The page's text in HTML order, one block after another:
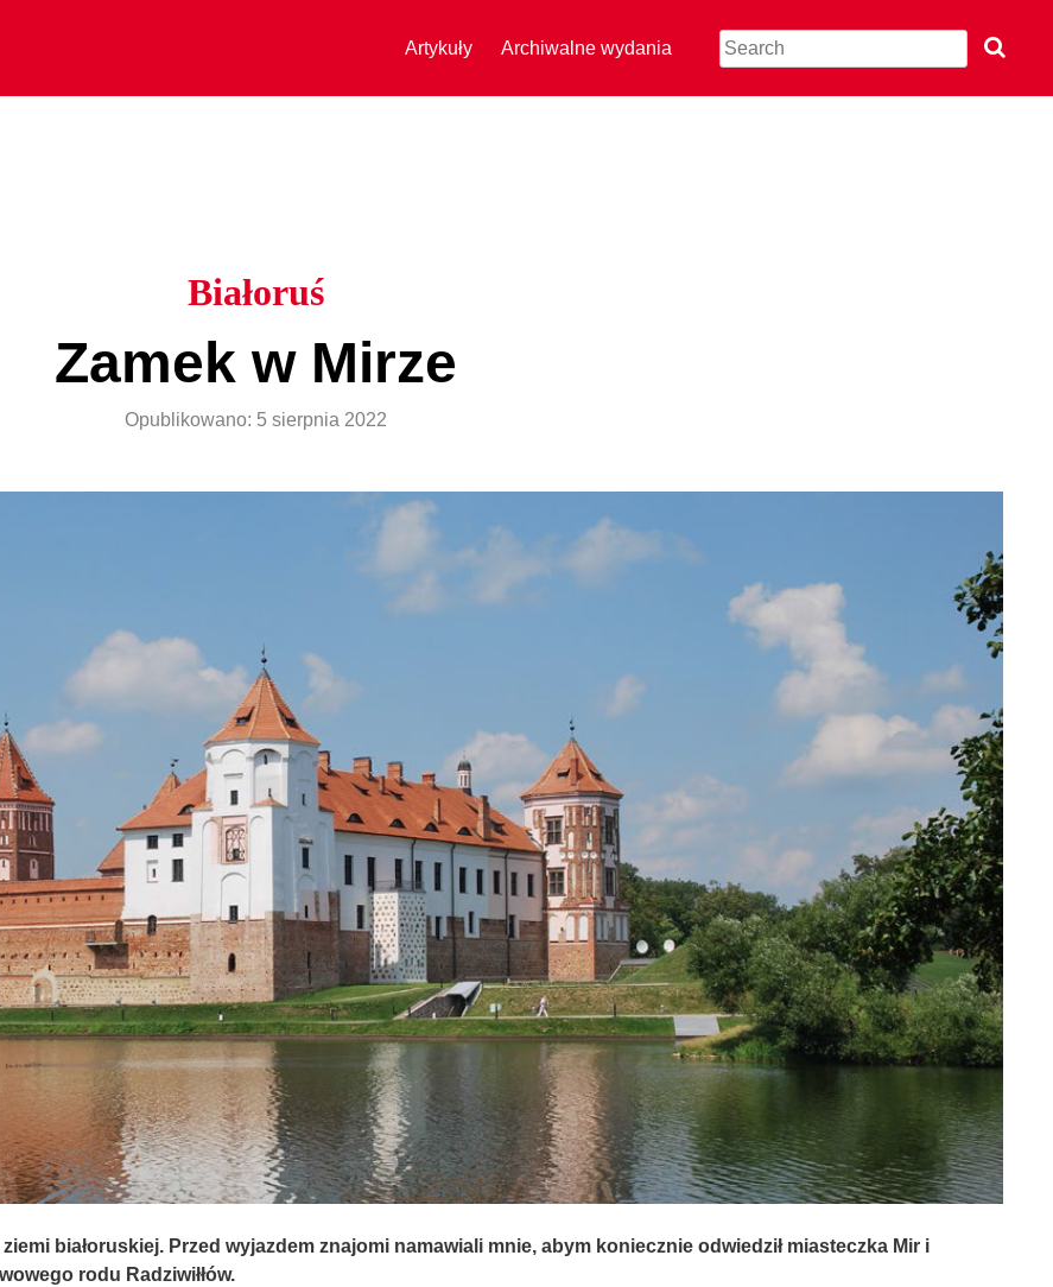
Artykuły Archiwalne wydania
Białoruś
Zamek w Mirze
Opublikowano: 5 sierpnia 2022
białoruskiej. Przed wyjazdem znajomi namawiali mnie, abym koniecznie odwiedził miasteczka Mir i
rodu Radziwiłłów.